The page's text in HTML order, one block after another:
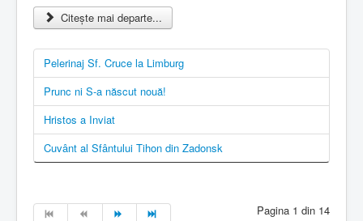
Citește mai departe...
Pelerinaj Sf. Cruce la Limburg
Prunc ni S-a născut nouă!
Hristos a Inviat
Cuvânt al Sfântului Tihon din Zadonsk
Pagina 1 din 14